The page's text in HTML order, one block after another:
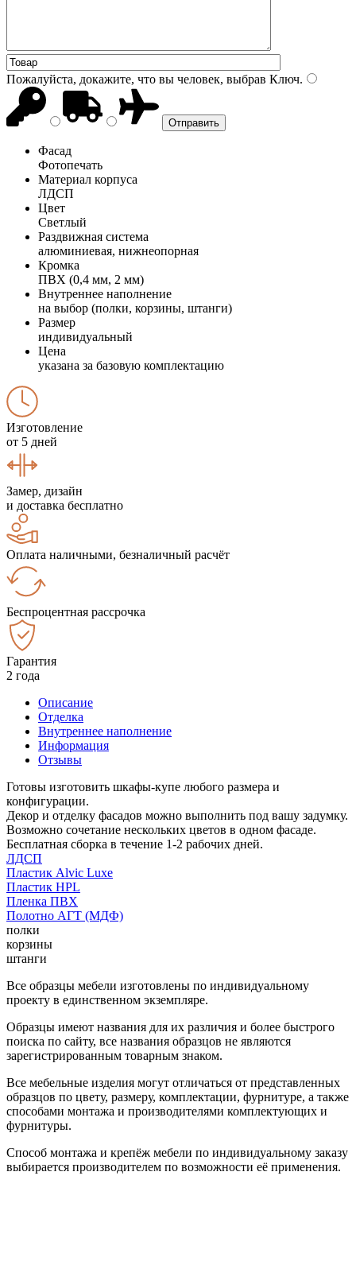
Пожалуйста, докажите, что вы человек, выбрав Ключ.
Фасад
Фотопечать
Материал корпуса
ЛДСП
Цвет
Светлый
Раздвижная система
алюминиевая, нижнеопорная
Кромка
ПВХ (0,4 мм, 2 мм)
Внутреннее наполнение
на выбор (полки, корзины, штанги)
Размер
индивидуальный
Цена
указана за базовую комплектацию
Изготовление
от 5 дней
Замер, дизайн
и доставка бесплатно
Оплата наличными, безналичный расчёт
Беспроцентная рассрочка
Гарантия
2 года
Описание
Отделка
Внутреннее наполнение
Информация
Отзывы
Готовы изготовить шкафы-купе любого размера и
конфигурации.
Декор и отделку фасадов можно выполнить под вашу задумку.
Возможно сочетание нескольких цветов в одном фасаде.
Бесплатная сборка в течение 1-2 рабочих дней.
ЛДСП
Пластик Alvic Luxe
Пластик HPL
Пленка ПВХ
Полотно АГТ (МДФ)
полки
корзины
штанги
Все образцы мебели изготовлены по индивидуальному
проекту в единственном экземпляре.
Образцы имеют названия для их различия и более быстрого
поиска по сайту, все названия образцов не являются
зарегистрированным товарным знаком.
Все мебельные изделия могут отличаться от представленных
образцов по цвету, размеру, комплектации, фурнитуре, а также
способами монтажа и производителями комплектующих и
фурнитуры.
Способ монтажа и крепёж мебели по индивидуальному заказу
выбирается производителем по возможности её применения.